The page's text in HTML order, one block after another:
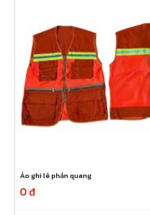
Áo ghi lê phản quang
0 đ